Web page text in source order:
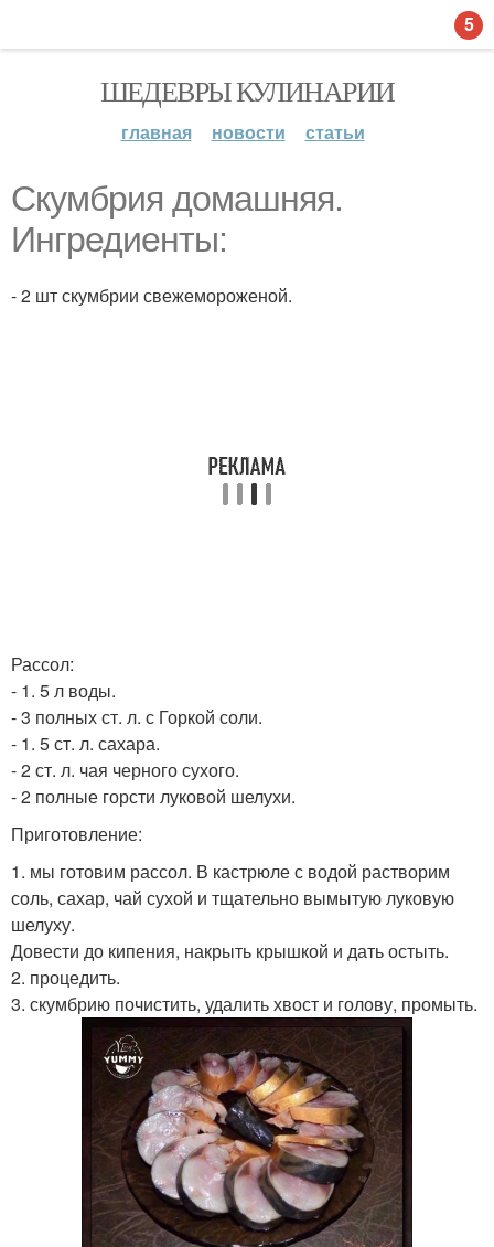
ШЕДЕВРЫ КУЛИНАРИИ
главная новости статьи
Скумбрия домашняя.
Ингредиенты:
- 2 шт скумбрии свежемороженой.
Рассол:
- 1. 5 л воды.
- 3 полных ст. л. с Горкой соли.
- 1. 5 ст. л. сахара.
- 2 ст. л. чая черного сухого.
- 2 полные горсти луковой шелухи.
Приготовление:
1. мы готовим рассол. В кастрюле с водой растворим
соль, сахар, чай сухой и тщательно вымытую луковую
шелуху.
Довести до кипения, накрыть крышкой и дать остыть.
2. процедить.
3. скумбрию почистить, удалить хвост и голову, промыть.
5